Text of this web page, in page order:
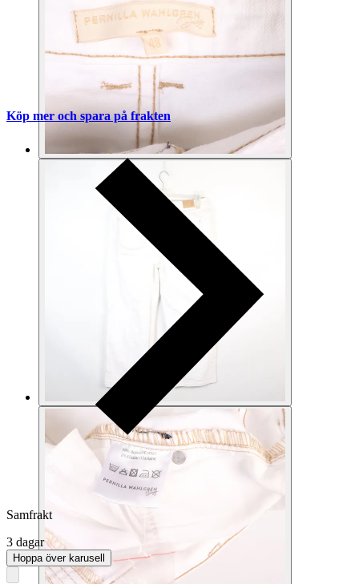
Köp mer och spara på frakten
Samfrakt
3 dagar
Hoppa över karusell